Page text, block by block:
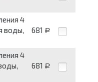
4
воды,
681 Р
4
681 Р